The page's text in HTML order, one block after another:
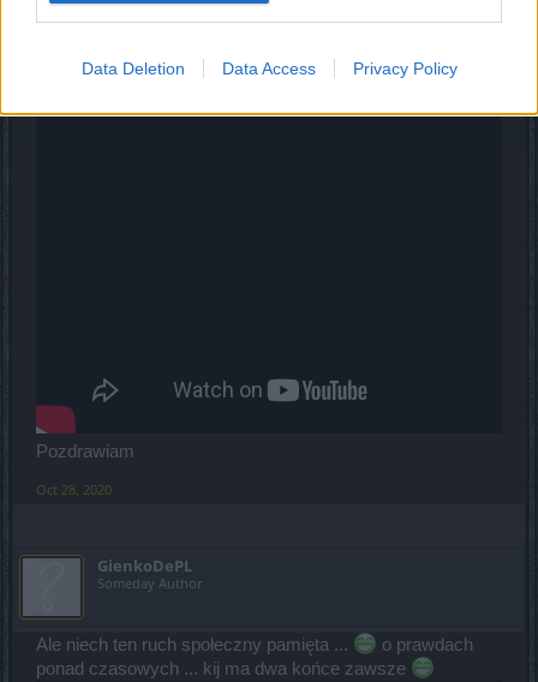
Data Deletion Data Access Privacy Policy
... jak wymienione i społeczne też.
Pozdrawiam
Oct 28, 2020
GienkoDePL
Someday Author
Ale niech ten ruch społeczny pamięta ...
o prawdach
ponad czasowych ... kij ma dwa końce zawsze